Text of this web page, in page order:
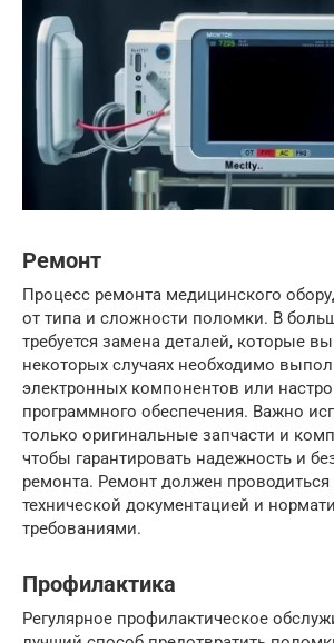
Ремонт
Процесс ремонта медицинского
от типа и сложности поломки. В
требуется замена деталей, которые
некоторых случаях необходимо
электронных компонентов или
программного обеспечения. Важно
только оригинальные запчасти и
чтобы гарантировать надежность и
ремонта. Ремонт должен проводиться
технической документацией и
требованиями.
Профилактика
Регулярное профилактическое